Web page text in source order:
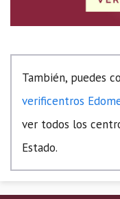
También, puedes
verificentros
ver todos los
Estado.